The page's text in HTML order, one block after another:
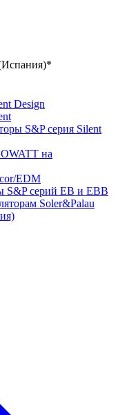
Design
S&P серия Silent
на
EDM
S&P серий EB и EBB
Soler&Palau